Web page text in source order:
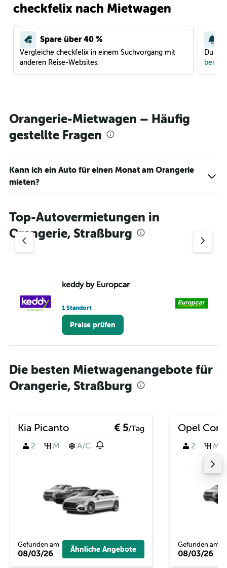
checkfelix nach Mietwagen
Spare über 40 %
Vergleiche checkfelix in einem Suchvorgang mit
anderen Reise-Websites.
Du
Orangerie-Mietwagen – Häufig
gestellte Fragen
Kann ich ein Auto für einen Monat am Orangerie
mieten?
Top-Autovermietungen in
Orangerie, Straßburg
keddy by Europcar
1 Standort
Preise prüfen
Die besten Mietwagenangebote für
Orangerie, Straßburg
Kia Picanto € 5/Tag
2
M A/C
Gefunden am
08/03/26 Ähnliche Angebote
Opel
2 M
Gefunden am
08/03/26